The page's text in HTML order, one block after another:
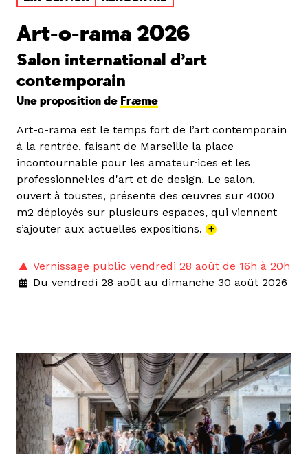
Art-o-rama 2026
Salon international d’art
contemporain
Une proposition de Fræme
Art-o-rama est le temps fort de l’art contemporain
à la rentrée, faisant de Marseille la place
incontournable pour les amateur·ices et les
professionnel·les d'art et de design. Le salon,
ouvert à toustes, présente des œuvres sur 4000
m2 déployés sur plusieurs espaces, qui viennent
s’ajouter aux actuelles expositions. +
Vernissage public vendredi 28 août de 16h à 20h
Du vendredi 28 août au dimanche 30 août 2026